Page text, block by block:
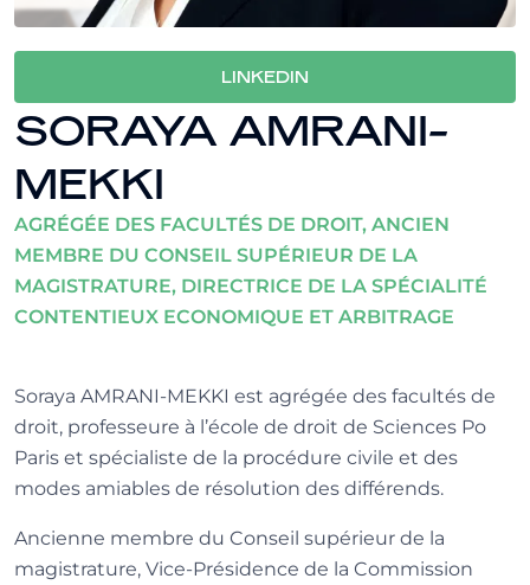
SORAYA AMRANI-
MEKKI
AGRÉGÉE DES FACULTÉS DE DROIT, ANCIEN
MEMBRE DU CONSEIL SUPÉRIEUR DE LA
MAGISTRATURE, DIRECTRICE DE LA SPÉCIALITÉ
CONTENTIEUX ECONOMIQUE ET ARBITRAGE
Soraya AMRANI-MEKKI est agrégée des facultés de
droit, professeure à l’école de droit de Sciences Po
Paris et spécialiste de la procédure civile et des
modes amiables de résolution des différends.
Ancienne membre du Conseil supérieur de la
magistrature, Vice-Présidence de la Commission
LINKEDIN